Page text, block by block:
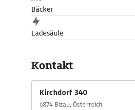
Bäcker
Ladesäule
Kontakt
Kirchdorf 340
6874 Bizau, Österreich